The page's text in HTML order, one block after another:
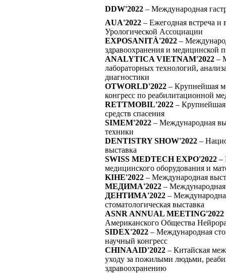
DDW'2022 – Международная
AUA'2022 – Ежегодная встреча и
Урологической Ассоциации
EXPOSANITÀ'2022 –
здравоохранения и медицинской
ANALYTICA VIETNAM'2022 –
лабораторных технологий,
диагностики
OTWORLD'2022 – Крупнейшая
конгресс по реабилитационной
RETTMOBIL'2022 – Крупнейшая
средств спасения
SIMEM'2022 – Международная
техники
DENTISTRY SHOW'2022 –
выставка
SWISS MEDTECH EXPO'2022 –
медицинского оборудования и
KIHE'2022 – Международная
МЕДИМА'2022 –
ДЕНТИМА'2022 –
стоматологическая выставка
ASNR ANNUAL MEETING'2022
Американского Общества
SIDEX'2022 – Международная
научный конгресс
CHINAAID'2022 – Китайская
уходу за пожилыми людьми,
здравоохранению